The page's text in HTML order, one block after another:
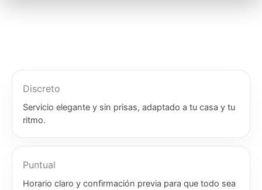
Discreto
Servicio elegante y sin prisas, adaptado a tu casa y tu
ritmo.
Puntual
Horario claro y confirmación previa para que todo sea